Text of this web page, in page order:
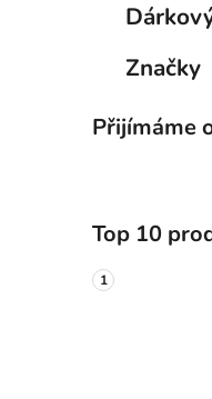
Značky
Přijímáme
Top 10